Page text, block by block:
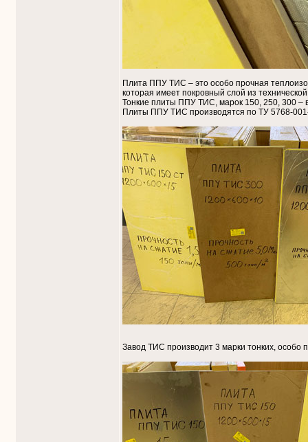
Плита ППУ ТИС – это особо прочная
которая имеет покровный слой из
Тонкие плиты ППУ ТИС, марок 150, 250, 300 –
Плиты ППУ ТИС производятся по ТУ 5768-
Завод ТИС производит 3 марки тонких, особо